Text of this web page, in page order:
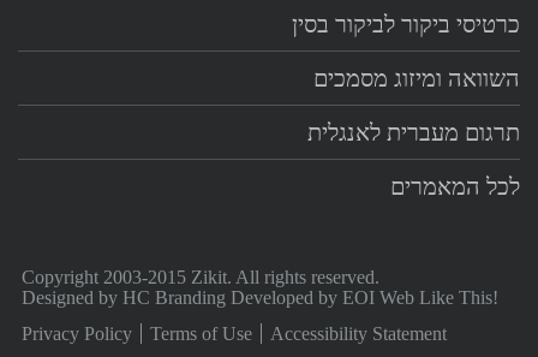
כרטיסי ביקור לביקור בסין
השוואה ומיזוג מסמכים
תרגום מעברית לאנגלית
לכל המאמרים
Copyright 2003-2015 Zikit. All rights reserved.
Designed by HC Branding Developed by EOI Web Like This!
Privacy Policy
Terms of Use Accessibility Statement